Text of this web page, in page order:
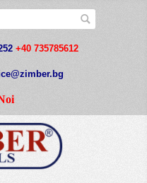
+40 735785612